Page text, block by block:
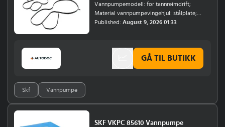
Vannpumpemodell: for tannreimdrift;
Material vannpumpevingehjul: stålplate;
Tannantall: 28; Årsmodell til: 08/2012;
H-000 001, 6R-J-000 001; Årsmodell fra:
Published: August 9, 2026 01:33
Skf Vannpumpe
GÅ TIL BUTIKK
SKF VKPC 85610 Vannpumpe